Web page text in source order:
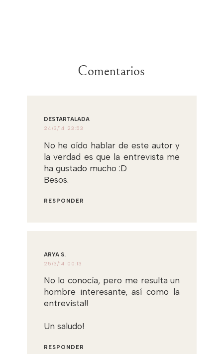
Comentarios
DESTARTALADA
24/3/14 23:53
No he oído hablar de este autor y
la verdad es que la entrevista me
ha gustado mucho :D
Besos.
RESPONDER
ARYA S.
25/3/14 00:13
No lo conocía, pero me resulta un
hombre interesante, así como la
entrevista!!
Un saludo!
RESPONDER